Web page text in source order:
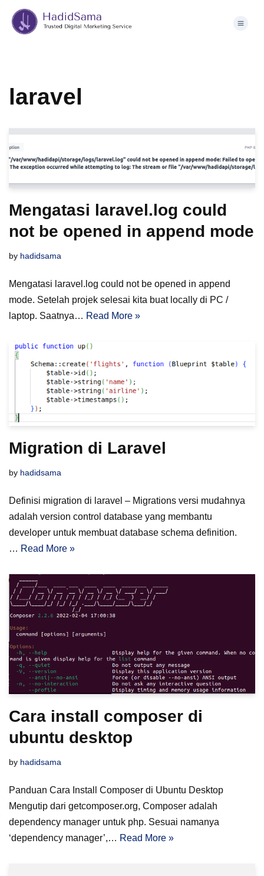
Skip
laravel
Mengatasi laravel.log could
not be opened in append mode
by hadidsama
Mengatasi laravel.log could not be opened in append
mode. Setelah projek selesai kita buat locally di PC /
laptop. Saatnya… Read More »
Migration di Laravel
by hadidsama
Definisi migration di laravel – Migrations versi mudahnya
adalah version control database yang membantu
developer untuk membuat database schema definition.
… Read More »
Cara install composer di
ubuntu desktop
by hadidsama
Panduan Cara Install Composer di Ubuntu Desktop
Mengutip dari getcomposer.org, Composer adalah
dependency manager untuk php. Sesuai namanya
‘dependency manager’,… Read More »